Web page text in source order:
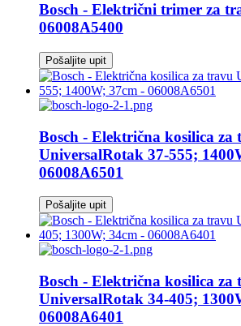
Bosch - Električni trimer za
06008A5400
Pošaljite upit
Bosch - Električna kosilica za
UniversalRotak 37-555;
06008A6501
Pošaljite upit
Bosch - Električna kosilica za
UniversalRotak 34-405;
06008A6401